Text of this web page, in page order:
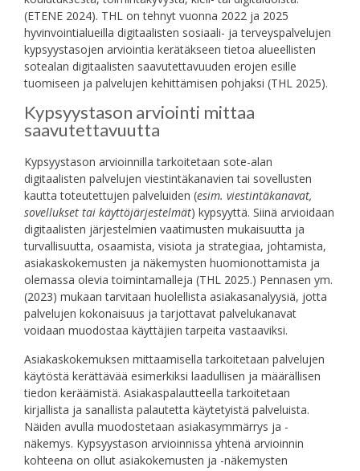
(ETENE 2024). THL on tehnyt vuonna 2022 ja 2025
hyvinvointialueilla digitaalisten sosiaali- ja terveyspalvelujen
kypsyystasojen arviointia kerätäkseen tietoa alueellisten
sotealan digitaalisten saavutettavuuden erojen esille
tuomiseen ja palvelujen kehittämisen pohjaksi (THL 2025).
Kypsyystason arviointi mittaa
saavutettavuutta
Kypsyystason arvioinnilla tarkoitetaan sote-alan
digitaalisten palvelujen viestintäkanavien tai sovellusten
kautta toteutettujen palveluiden (esim. viestintäkanavat,
sovellukset tai käyttöjärjestelmät) kypsyyttä. Siinä arvioidaan
digitaalisten järjestelmien vaatimusten mukaisuutta ja
turvallisuutta, osaamista, visiota ja strategiaa, johtamista,
asiakaskokemusten ja näkemysten huomionottamista ja
olemassa olevia toimintamalleja (THL 2025.) Pennasen ym.
(2023) mukaan tarvitaan huolellista asiakasanalyysiä, jotta
palvelujen kokonaisuus ja tarjottavat palvelukanavat
voidaan muodostaa käyttäjien tarpeita vastaaviksi.
Asiakaskokemuksen mittaamisella tarkoitetaan palvelujen
käytöstä kerättävää esimerkiksi laadullisen ja määrällisen
tiedon keräämistä. Asiakaspalautteella tarkoitetaan
kirjallista ja sanallista palautetta käytetyistä palveluista.
Näiden avulla muodostetaan asiakasymmärrys ja -
näkemys. Kypsyystason arvioinnissa yhtenä arvioinnin
kohteena on ollut asiakokemusten ja -näkemysten